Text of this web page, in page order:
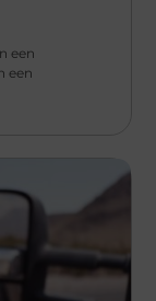
een
een